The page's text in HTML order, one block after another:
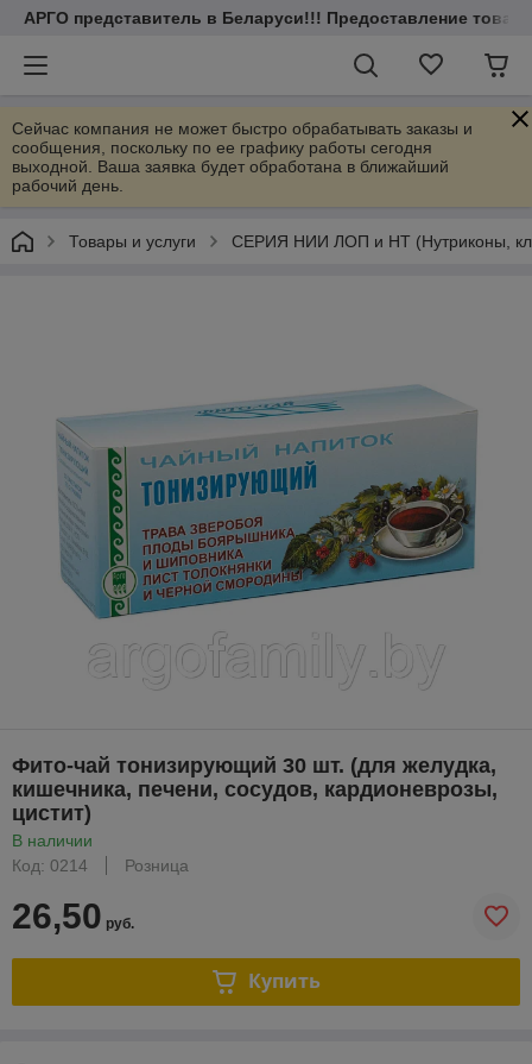
АРГО представитель в Беларуси!!! Предоставление
Сейчас компания не может быстро обрабатывать заказы и
сообщения, поскольку по ее графику работы сегодня
выходной. Ваша заявка будет обработана в ближайший
рабочий день.
Товары и услуги СЕРИЯ НИИ ЛОП и НТ (Нутриконы,
Фито-чай тонизирующий 30 шт. (для желудка,
кишечника, печени, сосудов, кардионеврозы,
цистит)
В наличии
Код: 0214
Розница
26,50 руб.
Купить